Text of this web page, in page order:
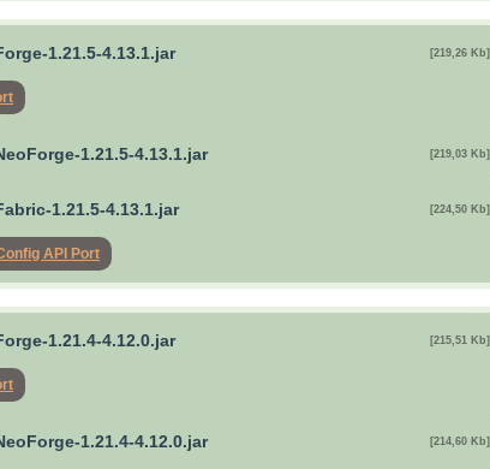
1.21.5-4.13.1.jar [219,26 Kb]
1.21.5-4.13.1.jar [219,03 Kb]
1.21.5-4.13.1.jar [224,50 Kb]
API Port
1.21.4-4.12.0.jar [215,51 Kb]
1.21.4-4.12.0.jar [214,60 Kb]